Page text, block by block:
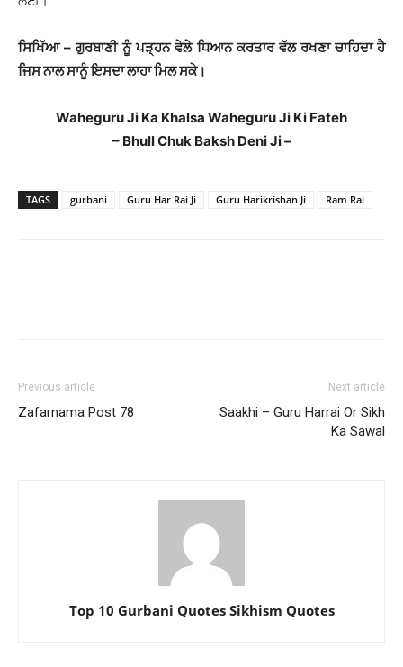
ਸਿਖਿੱਆ – ਗੁਰਬਾਣੀ ਨੂੰ ਪੜ੍ਹਨ ਵੇਲੇ ਧਿਆਨ ਕਰਤਾਰ ਵੱਲ ਰਖਣਾ ਚਾਹਿਦਾ ਹੈ
ਜਿਸ ਨਾਲ ਸਾਨੂੰ ਇਸਦਾ ਲਾਹਾ ਮਿਲ ਸਕੇ।
Waheguru Ji Ka Khalsa Waheguru Ji Ki Fateh
– Bhull Chuk Baksh Deni Ji –
TAGS gurbani Guru Har Rai Ji Guru Harikrishan Ji Ram Rai
Previous article
Zafarnama Post 78
Next article
Saakhi – Guru Harrai Or Sikh
Ka Sawal
Top 10 Gurbani Quotes Sikhism Quotes